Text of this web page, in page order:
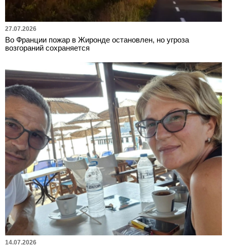
27.07.2026
Во Франции пожар в Жиронде остановлен, но угроза
возгораний сохраняется
14.07.2026